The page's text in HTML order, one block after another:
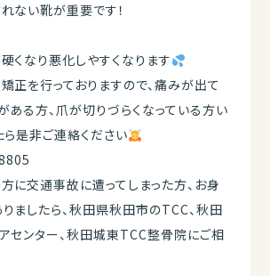
ない靴が重要です！
くなり悪化しやすくなります
正を行っておりますので、痛みが出て
ある方、爪が切りづらくなっている方い
ら是非ご連絡ください
に交通事故に遭ってしまった方、お身
ましたら、秋田県秋田市のTCC、秋田
センター、秋田城東TCC整骨院にご相